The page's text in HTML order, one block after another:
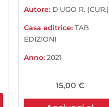
Autore: D'UGO R. (CUR.)
Casa editrice: TAB
EDIZIONI
Anno: 2021
15,00€